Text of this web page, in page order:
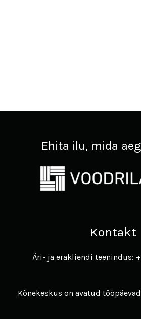
Ehita ilu, mida
Kontakt
Äri- ja erakliendi teenindus:
Kõnekeskus on avatud